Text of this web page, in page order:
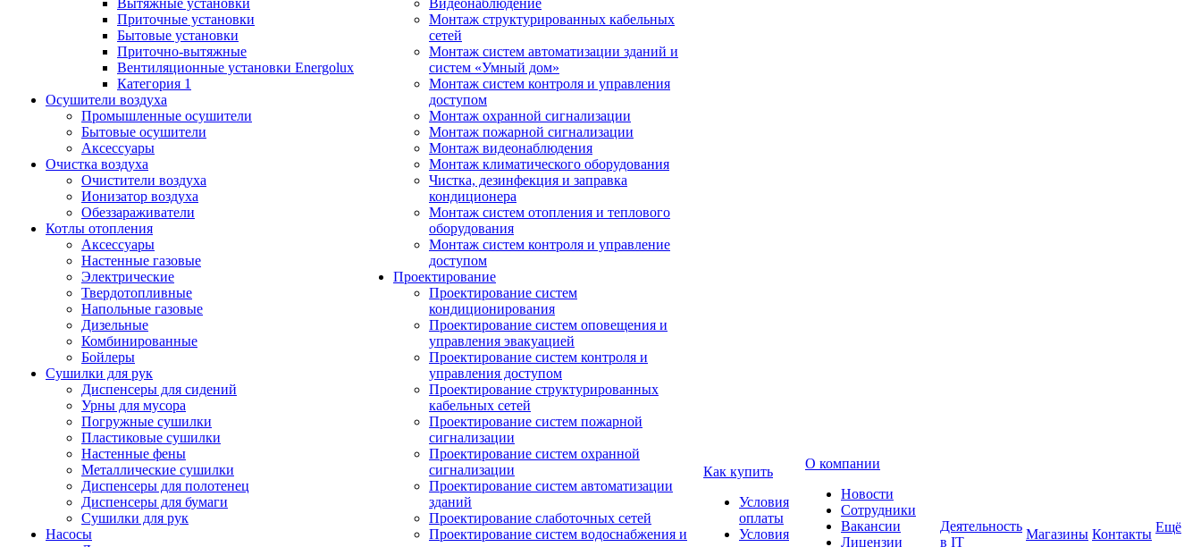
Вытяжные установки
Приточные установки
Бытовые установки
Приточно-вытяжные
Вентиляционные установки Energolux
Категория 1
Осушители воздуха
Промышленные осушители
Бытовые осушители
Аксессуары
Очистка воздуха
Очистители воздуха
Ионизатор воздуха
Обеззараживатели
Котлы отопления
Аксессуары
Настенные газовые
Электрические
Твердотопливные
Напольные газовые
Дизельные
Комбинированные
Бойлеры
Сушилки для рук
Диспенсеры для сидений
Урны для мусора
Погружные сушилки
Пластиковые сушилки
Настенные фены
Металлические сушилки
Диспенсеры для полотенец
Диспенсеры для бумаги
Сушилки для рук
Насосы
Видеонаблюдение
Монтаж структурированных кабельных
сетей
Монтаж систем автоматизации зданий и
систем «Умный дом»
Монтаж систем контроля и управления
доступом
Монтаж охранной сигнализации
Монтаж пожарной сигнализации
Монтаж видеонаблюдения
Монтаж климатического оборудования
Чистка, дезинфекция и заправка
кондиционера
Монтаж систем отопления и теплового
оборудования
Монтаж систем контроля и управление
доступом
Проектирование
Проектирование систем
кондиционирования
Проектирование систем оповещения и
управления эвакуацией
Проектирование систем контроля и
управления доступом
Проектирование структурированных
кабельных сетей
Проектирование систем пожарной
сигнализации
Проектирование систем охранной
сигнализации
Проектирование систем автоматизации
зданий
Проектирование слаботочных сетей
Проектирование систем водоснабжения и
Как купить
Условия
оплаты
Условия
О компании
Новости
Сотрудники
Вакансии
Лицензии
Деятельность
в IT
Магазины Контакты Ещё